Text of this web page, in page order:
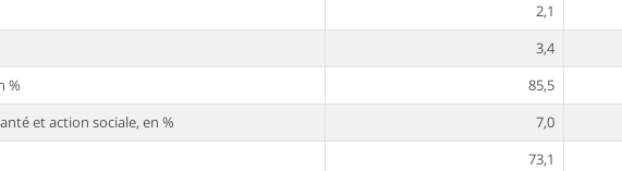
2,1
3,4
%
85,5
et action sociale, en %
7,0
73,1